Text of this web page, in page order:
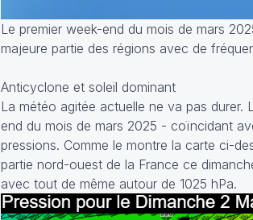
Le premier week-end du mois de mars
majeure partie des régions avec de
Anticyclone et soleil dominant
La météo agitée actuelle ne va pas
end du mois de mars 2025 - coïncidant
pressions. Comme le montre la carte ci-
partie nord-ouest de la France ce
avec tout de même autour de 1025 hPa.